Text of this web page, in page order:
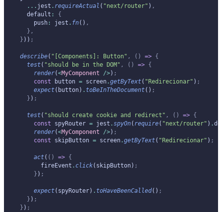
  ...
jest . requireActual ( "next/router" ) ,
  default
:
{
    push
: jest . fn() ,
  },
} )) ;
describe( "[Components]: Button" , () => {
  test
( "should be in the DOM" , () => {
    render
(<MyComponent />) ;
    const
button = screen.getByText( "Redirecionar" ) ;
    expect
(button) . toBeInTheDocument() ;
  }
) ;
  test
( "should create cookie and redirect" , () => {
    const
spyRouter = jest .spyOn( require( "next/router" ) .
    render
(<MyComponent />) ;
    const
skipButton = screen.getByText( "Redirecionar" ) ;
    act
( () => {
      fireEvent
. click(skipButton) ;
    }
) ;
    expect
(spyRouter) . toHaveBeenCalled() ;
  }
) ;
} ) ;